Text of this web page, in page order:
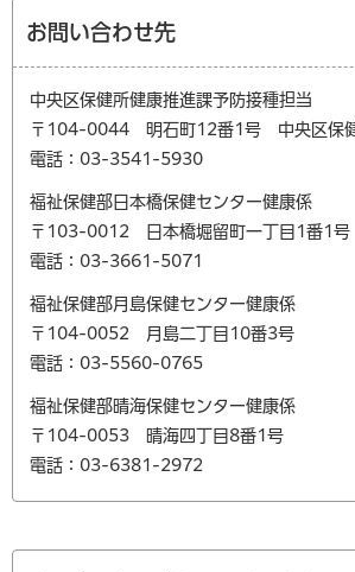
お問い合わせ先
中央区保健所健康推進課予防接種担当
〒104-0044 明石町12番1号 中央区保
電話：03-3541-5930
福祉保健部日本橋保健センター健康係
〒103-0012 日本橋堀留町一丁目1番1号
電話：03-3661-5071
福祉保健部月島保健センター健康係
〒104-0052 月島二丁目10番3号
電話：03-5560-0765
福祉保健部晴海保健センター健康係
〒104-0053 晴海四丁目8番1号
電話：03-6381-2972